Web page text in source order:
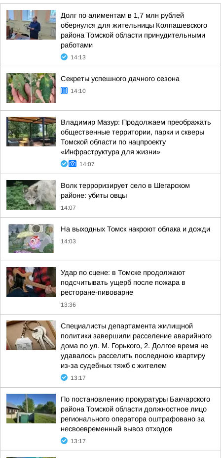
Долг по алиментам в 1,7 млн рублей
обернулся для жительницы Колпашевского
района Томской области принудительными
работами
14:13
Секреты успешного дачного сезона
14:10
Владимир Мазур: Продолжаем преображать
общественные территории, парки и скверы
Томской области по нацпроекту
«Инфраструктура для жизни»
14:07
Волк терроризирует село в Шегарском
районе: убиты овцы
14:07
На выходных Томск накроют облака и дожди
14:03
Удар по сцене: в Томске продолжают
подсчитывать ущерб после пожара в
ресторане-пивоварне
13:36
Специалисты департамента жилищной
политики завершили расселение аварийного
дома по ул. М. Горького, 2. Долгое время не
удавалось расселить последнюю квартиру
из-за судебных тяжб с жителем
13:17
По постановлению прокуратуры Бакчарского
района Томской области должностное лицо
регионального оператора оштрафовано за
несвоевременный вывоз отходов
13:17